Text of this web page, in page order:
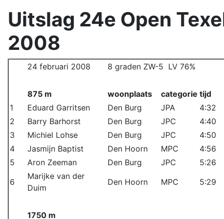
Uitslag 24e Open
2008
24 februari 2008 8 graden ZW-5 LV 76%
875 m woonplaats categorie tijd
1
Eduard Garritsen Den Burg JPA
4:32
2
Barry Barhorst Den Burg JPC
4:40
3
Michiel Lohse Den Burg JPC
4:50
4
Jasmijn Baptist Den Hoorn MPC
4:56
5
Aron Zeeman Den Burg JPC
5:26
6
Marijke van der
Duim
Den Hoorn MPC 5:29
1750 m